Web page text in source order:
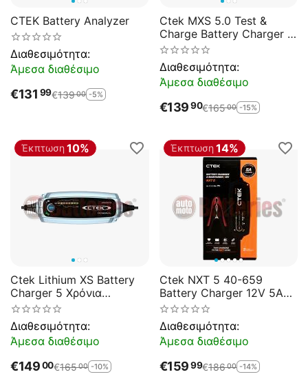
CTEK Battery Analyzer
Διαθεσιμότητα:
Άμεσα διαθέσιμο
€131 99€13900 -5%
Ctek MXS 5.0 Test &
Charge Battery Charger 5
Χρόνια Εγγύηση
Διαθεσιμότητα:
Άμεσα διαθέσιμο
€13990€16500 -15%
Έκπτωση 10%
Ctek Lithium XS Battery
Charger 5 Χρόνια
Εγγύηση
Διαθεσιμότητα:
Άμεσα διαθέσιμο
€14900€16500 -10%
Έκπτωση 14%
Ctek NXT 5 40-659
Battery Charger 12V 5A
(LiFePO4) 12 V (1,2-
160Ah)
Διαθεσιμότητα:
Άμεσα διαθέσιμο
€15999€18600 -14%